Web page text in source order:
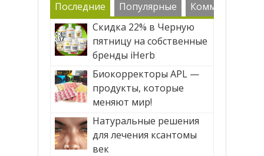
Последние Популярные
Комменарии
Скидка 22% в Черную
пятницу на собственные
бренды iHerb
Биокорректоры APL —
продукты, которые
меняют мир!
Натуральные решения
для лечения ксантомы
век